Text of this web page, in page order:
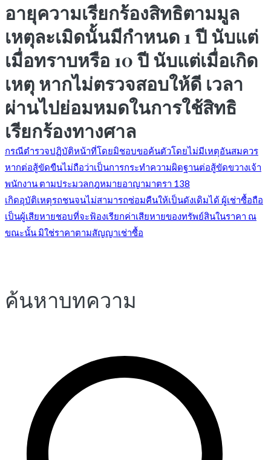
อายุความเรียกร้องสิทธิตามมูล
เหตุละเมิดนั้นมีกำหนด 1 ปี นับแต่
เมื่อทราบหรือ 10 ปี นับแต่เมื่อเกิด
เหตุ หากไม่ตรวจสอบให้ดี เวลา
ผ่านไปย่อมหมดในการใช้สิทธิ
เรียกร้องทางศาล
แนะแนว
เรื่อง
กรณีตำรวจปฏิบัติหน้าที่โดยมิชอบขอค้นตัวโดยไม่มีเหตุอันสมควร
หากต่อสู้ขัดขืนไม่ถือว่าเป็นการกระทำความผิดฐานต่อสู้ขัดขวางเจ้า
พนักงาน ตามประมวลกฎหมายอาญามาตรา 138
เกิดอุบัติเหตุรถชนจนไม่สามารถซ่อมคืนให้เป็นดังเดิมได้ ผู้เช่าซื้อถือ
เป็นผู้เสียหายชอบที่จะฟ้องเรียกค่าเสียหายของทรัพย์สินในราคา ณ
ขณะนั้น มิใช่ราคาตามสัญญาเช่าซื้อ
ค้นหาบทความ